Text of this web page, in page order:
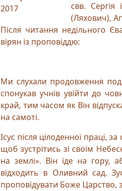
свв.
(Ляхович),
Після читання недільного
вірян із проповіддю:
Ми слухали продовження
спонукав учнів увійти до
край, тим часом як Він
на самоті.
Ісус після цілоденної праці,
щоб зустрітись зі своїм
на землі». Він іде на гору,
відходить в Оливний сад.
проповідувати Боже Царство,